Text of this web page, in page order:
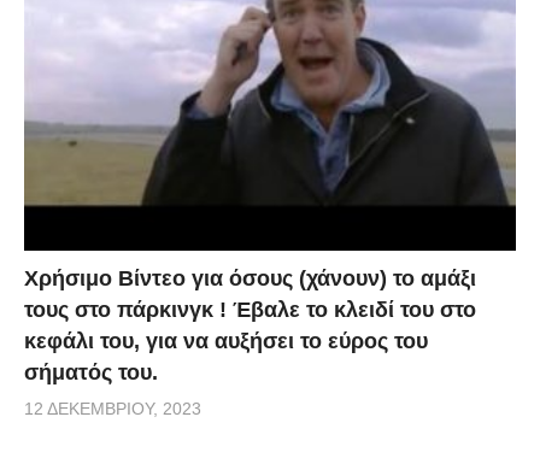
Χρήσιμο Βίντεο για όσους (χάνουν) το αμάξι
τους στο πάρκινγκ ! Έβαλε το κλειδί του στο
κεφάλι του, για να αυξήσει το εύρος του
σήματός του.
12 ΔΕΚΕΜΒΡΊΟΥ, 2023